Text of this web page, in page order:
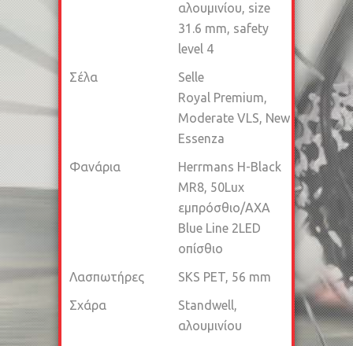
αλουμινίου, size
31.6 mm, safety
level 4
Σέλα
Selle
Royal Premium,
Moderate VLS, New
Essenza
Φανάρια
Herrmans H-Black
MR8, 50Lux
εμπρόσθιο/AXA
Blue Line 2LED
οπίσθιο
Λασπωτήρες
SKS PET, 56 mm
Σχάρα
Standwell,
αλουμινίου